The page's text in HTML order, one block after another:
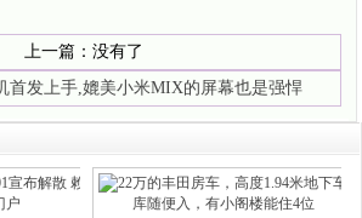
上一篇：没有了
首发上手,媲美小米MIX的屏幕也是强悍